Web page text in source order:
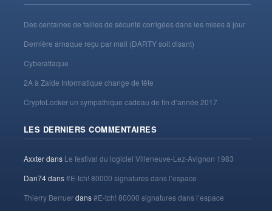
Des centaines de failles de sécurité corrigées dans les mises à jour
Dernière arnaque reçu par mail (DARTY soit disant)
Cyberattaque
2A à Zaide Informatique change de tête
CryptoLocker un sympathique cadeau de fin d’année 2017
LES DERNIERS COMMENTAIRES
Axxterdans Le festival du logiciel Villeneuve-Lez-Avignon 1983
Dan74dans#E-tch! 80000 signatures dans l’espace
Thierry Berruerdans#E-tch! 80000 signatures dans l’espace